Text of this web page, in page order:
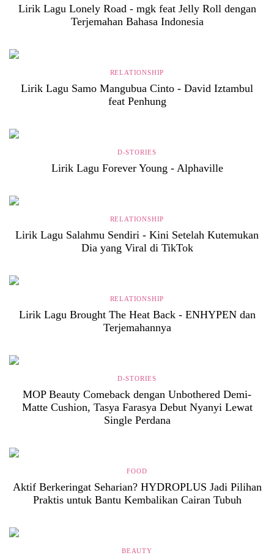
Lirik Lagu Lonely Road - mgk feat Jelly Roll dengan
Terjemahan Bahasa Indonesia
RELATIONSHIP
Lirik Lagu Samo Mangubua Cinto - David Iztambul
feat Penhung
D-STORIES
Lirik Lagu Forever Young - Alphaville
RELATIONSHIP
Lirik Lagu Salahmu Sendiri - Kini Setelah Kutemukan
Dia yang Viral di TikTok
RELATIONSHIP
Lirik Lagu Brought The Heat Back - ENHYPEN dan
Terjemahannya
D-STORIES
MOP Beauty Comeback dengan Unbothered Demi-
Matte Cushion, Tasya Farasya Debut Nyanyi Lewat
Single Perdana
FOOD
Aktif Berkeringat Seharian? HYDROPLUS Jadi Pilihan
Praktis untuk Bantu Kembalikan Cairan Tubuh
BEAUTY
Artikel ini tidak disarankan untuk Anda
yang masih berusia di bawah
Lanjutkan Stop di Sini